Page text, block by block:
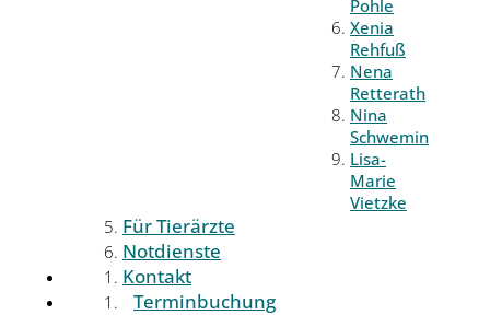
Pohle
Xenia
Rehfuß
Nena
Retterath
Nina
Schwemin
Lisa-
Marie
Vietzke
Für Tierärzte
Notdienste
Kontakt
Terminbuchung